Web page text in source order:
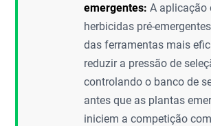
emergentes: A aplicação
herbicidas pré-
das ferramentas mais
reduzir a pressão de
controlando o banco de
antes que as plantas
iniciem a competição